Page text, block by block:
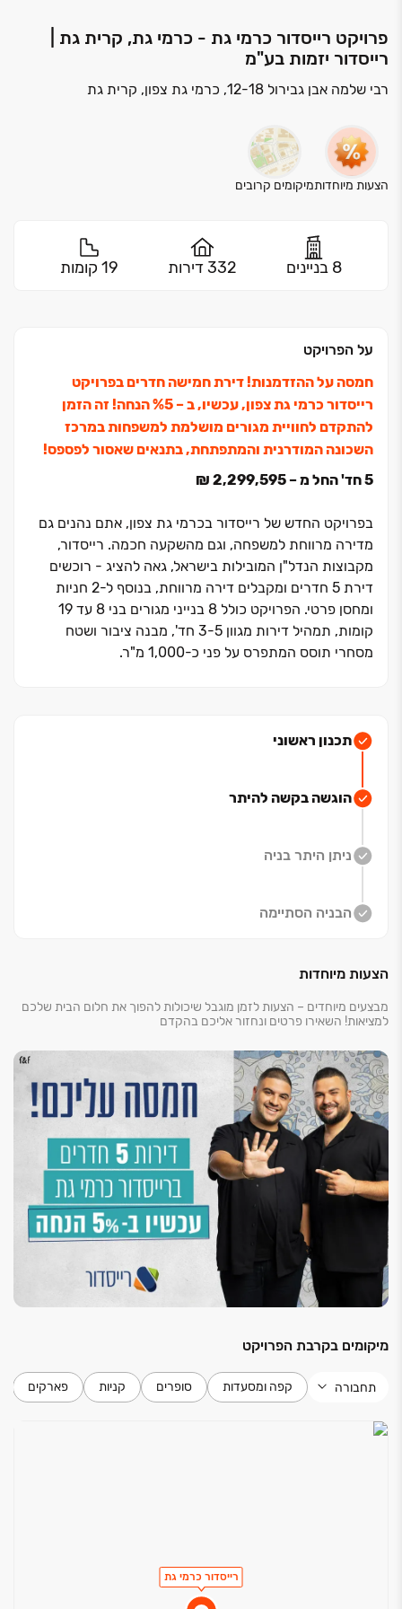
פרויקט רייסדור כרמי גת - כרמי גת, קרית גת |
רייסדור יזמות בע"מ
רבי שלמה אבן גבירול 12-18, כרמי גת צפון, קרית גת
הצעות מיוחדותמיקומים קרובים
8 בניינים 332 דירות 19 קומות
על הפרויקט
חמסה על ההזדמנות! דירת חמישה חדרים בפרויקט
רייסדור כרמי גת צפון, עכשיו, ב ‏– ‏5‏% הנחה! זה הזמן
להתקדם לחוויית מגורים מושלמת למשפחות במרכז
השכונה המודרנית והמתפתחת, בתנאים שאסור לפספס!
5 חד' החל מ – 2,299,595 ₪
בפרויקט החדש של רייסדור בכרמי גת צפון, אתם נהנים גם
מדירה מרווחת למשפחה, וגם מהשקעה חכמה. רייסדור,
מקבוצות הנדל"ן המובילות בישראל, גאה להציג - רוכשים
דירת ‏5 חדרים ומקבלים דירה מרווחת, בנוסף ל-2 חניות
ומחסן פרטי. הפרויקט כולל ‏8 בנייני מגורים בני ‏8 עד ‏19
קומות, תמהיל דירות מגוון ‏3-5 חד', מבנה ציבור ושטח
מסחרי תוסס המתפרס על פני כ‏-1,000 מ"ר
.
מקסימלית לתחנת רכבת קריית גת ולצירי התנועה
את החלום בפרויקט רייסדור כרמי גת צפון.
*הדמיה להמחשה בלבד. בכפוף לתנאי החברה. ט.ל.ח
תכנון ראשוני
הוגשה בקשה להיתר
ניתן היתר בניה
הבניה הסתיימה
הצעות מיוחדות
מבצעים מיוחדים – הצעות לזמן מוגבל שיכולות להפוך את חלום הבית שלכם
למציאות! השאירו פרטים ונחזור אליכם בהקדם
מיקומים בקרבת הפרויקט
תחבורה קפה ומסעדות סופרים קניות פארקים
רייסדור כרמי גת